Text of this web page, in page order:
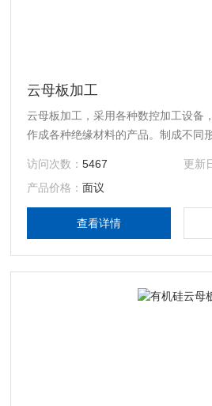
云母板加工
云母板加工，采用各种数控加工设备
作成各种绝缘材料的产品。制成不同
访问次数：5467 更新
产品价格：面议
查看详情